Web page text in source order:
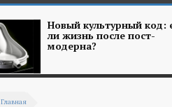
Новый культурный код:
ли жизнь после пост-
модерна?
Главная